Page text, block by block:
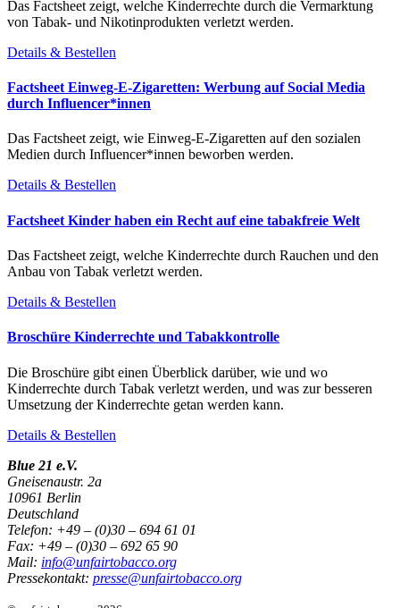
Das Factsheet zeigt, welche Kinderrechte durch die Vermarktung
von Tabak- und Nikotinprodukten verletzt werden.
Details & Bestellen
Factsheet Einweg-E-Zigaretten: Werbung auf Social Media
durch Influencer*innen
Das Factsheet zeigt, wie Einweg-E-Zigaretten auf den sozialen
Medien durch Influencer*innen beworben werden.
Details & Bestellen
Factsheet Kinder haben ein Recht auf eine tabakfreie Welt
Das Factsheet zeigt, welche Kinderrechte durch Rauchen und den
Anbau von Tabak verletzt werden.
Details & Bestellen
Broschüre Kinderrechte und Tabakkontrolle
Die Broschüre gibt einen Überblick darüber, wie und wo
Kinderrechte durch Tabak verletzt werden, und was zur besseren
Umsetzung der Kinderrechte getan werden kann.
Details & Bestellen
Blue 21 e.V.
Gneisenaustr. 2a
10961 Berlin
Deutschland
Telefon: +49 – (0)30 – 694 61 01
Fax: +49 – (0)30 – 692 65 90
Mail: info@unfairtobacco.org
Pressekontakt: presse@unfairtobacco.org